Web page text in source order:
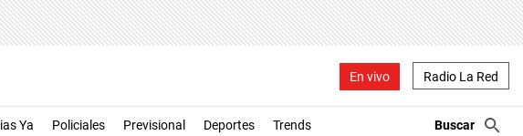
En vivo Radio La Red
Ya Policiales Previsional Deportes Trends